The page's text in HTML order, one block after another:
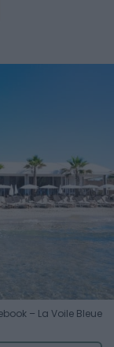
– La Voile Bleue